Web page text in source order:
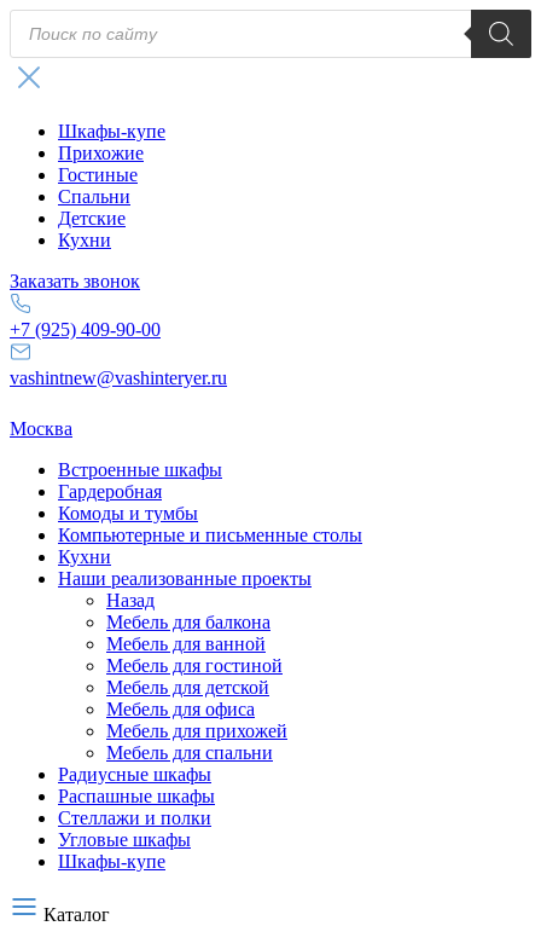
товаров
Шкафы-купе
Прихожие
Гостиные
Спальни
Детские
Кухни
Заказать звонок
+7 (925) 409-90-00
vashintnew@vashinteryer.ru
Москва
Встроенные шкафы
Гардеробная
Комоды и тумбы
Компьютерные и письменные столы
Кухни
Наши реализованные проекты
Назад
Мебель для балкона
Мебель для ванной
Мебель для гостиной
Мебель для детской
Мебель для офиса
Мебель для прихожей
Мебель для спальни
Радиусные шкафы
Распашные шкафы
Стеллажи и полки
Угловые шкафы
Шкафы-купе
Каталог